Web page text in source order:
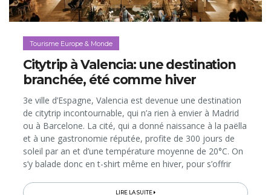
Tourisme Europe & Monde
Citytrip à Valencia: une destination
branchée, été comme hiver
3e ville d’Espagne, Valencia est devenue une destination
de citytrip incontournable, qui n’a rien à envier à Madrid
ou à Barcelone. La cité, qui a donné naissance à la paëlla
et à une gastronomie réputée, profite de 300 jours de
soleil par an et d’une température moyenne de 20°C. On
s’y balade donc en t-shirt même en hiver, pour s’offrir
LIRE LA SUITE